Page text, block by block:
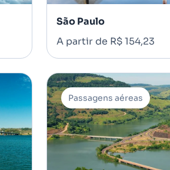
São Paulo
A partir de R$ 154,23
Passagens aéreas